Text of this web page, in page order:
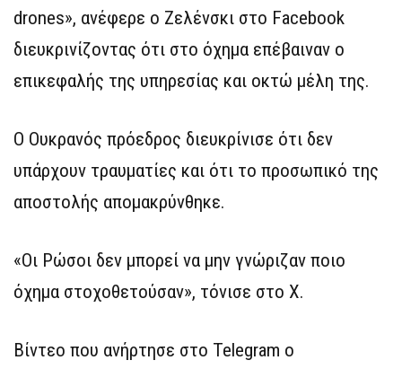
drones», ανέφερε ο Ζελένσκι στο Facebook
διευκρινίζοντας ότι στο όχημα επέβαιναν ο
επικεφαλής της υπηρεσίας και οκτώ μέλη της.
Ο Ουκρανός πρόεδρος διευκρίνισε ότι δεν
υπάρχουν τραυματίες και ότι το προσωπικό της
αποστολής απομακρύνθηκε.
«Οι Ρώσοι δεν μπορεί να μην γνώριζαν ποιο
όχημα στοχοθετούσαν», τόνισε στο Χ.
Βίντεο που ανήρτησε στο Telegram ο